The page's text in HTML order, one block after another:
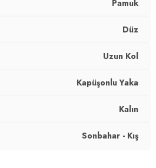
Pamuk
Düz
Uzun Kol
Kapüşonlu Yaka
Kalın
Sonbahar - Kış